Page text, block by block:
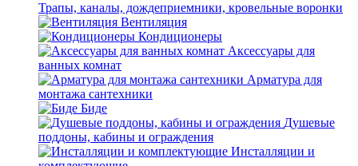
Трапы, каналы, дождеприемники, кровельные воронки
Вентиляция
Кондиционеры
Аксессуары для
ванных комнат
Арматура для
монтажа сантехники
Биде
Душевые
поддоны, кабины и ограждения
Инсталляции и